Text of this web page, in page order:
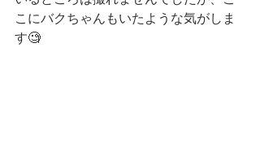
こにバクちゃんもいたような気がしま
す🧐